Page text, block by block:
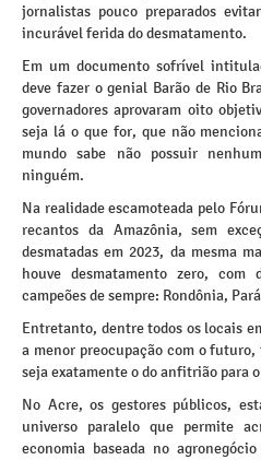
jornalistas pouco preparados
incurável ferida do desmatamento.
Em um documento sofrível
deve fazer o genial Barão de Rio
governadores aprovaram oito
seja lá o que for, que não
mundo sabe não possuir
ninguém.
Na realidade escamoteada pelo
recantos da Amazônia, sem
desmatadas em 2023, da mesma
houve desmatamento zero, com
campeões de sempre: Rondônia,
Entretanto, dentre todos os locais
a menor preocupação com o
seja exatamente o do anfitrião para
No Acre, os gestores públicos,
universo paralelo que permite
economia baseada no